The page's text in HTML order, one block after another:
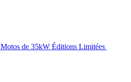
Motos de 35kW Éditions Limitées